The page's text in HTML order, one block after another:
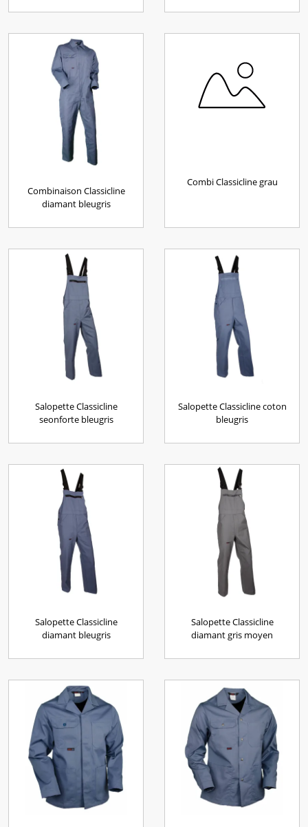
Combinaison Classicline
diamant bleugris
Combi Classicline grau
Salopette Classicline
seonforte bleugris
Salopette Classicline coton
bleugris
Salopette Classicline
diamant bleugris
Salopette Classicline
diamant gris moyen